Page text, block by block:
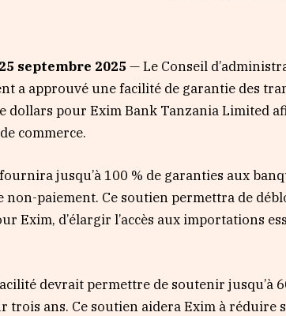
septembre 2025— Le Conseil
a approuvé une facilité de garantie des
dollars pour Exim Bank Tanzania Limited
commerce.
jusqu’à 100 % de garanties aux
non-paiement. Ce soutien permettra de
Exim, d’élargir l’accès aux importations
devrait permettre de soutenir jusqu’à
trois ans. Ce soutien aidera Exim à réduire